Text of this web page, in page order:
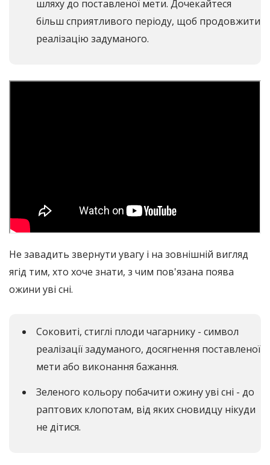
шляху до поставленої мети. Дочекайтеся
більш сприятливого періоду, щоб продовжити
реалізацію задуманого.
Не завадить звернути увагу і на зовнішній вигляд
ягід тим, хто хоче знати, з чим пов'язана поява
ожини уві сні.
Соковиті, стиглі плоди чагарнику - символ
реалізації задуманого, досягнення поставленої
мети або виконання бажання.
Зеленого кольору побачити ожину уві сні - до
раптових клопотам, від яких сновидцу нікуди
не дітися.